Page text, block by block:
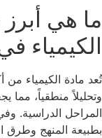
ما هي
الكيمياء
تُعد مادة الكيمياء من
وتحليلاً منطقياً، مما
المراحل الدراسية.
بطبيعة المنهج وطرق